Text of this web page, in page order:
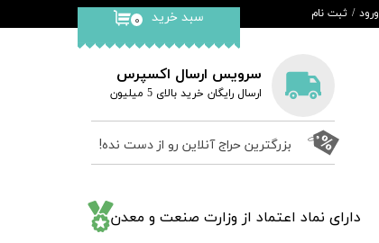
سرویس ارسال اکسپرس
​ارسال رایگان خرید بالای 5 میلیون
۰ سبد خرید ورود / ثبت نام
تغییر گذر واژه
خروج از حساب
بزرگترین حراج آنلاین رو از دست نده!
​دارای نماد اعتماد از وزارت صنعت و معدن